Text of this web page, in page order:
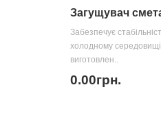
Загущувач
Забезпечує
холодному
виготовлен..
0.00грн.